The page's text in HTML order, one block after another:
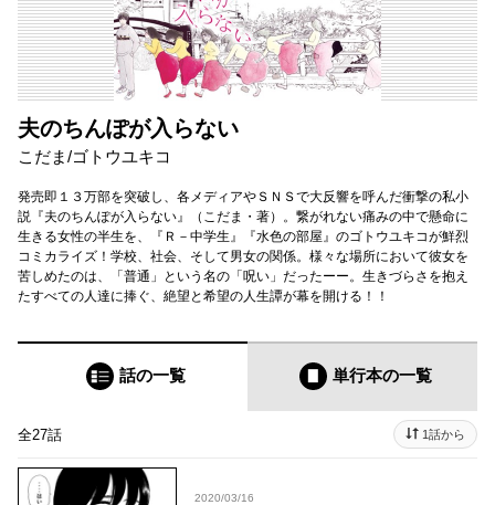
夫のちんぽが入らない
こだま/ゴトウユキコ
発売即１３万部を突破し、各メディアやＳＮＳで大反響を呼んだ衝撃の私小
説『夫のちんぽが入らない』（こだま・著）。繋がれない痛みの中で懸命に
生きる女性の半生を、『Ｒ－中学生』『水色の部屋』のゴトウユキコが鮮烈
コミカライズ！学校、社会、そして男女の関係。様々な場所において彼女を
苦しめたのは、「普通」という名の「呪い」だったーー。生きづらさを抱え
たすべての人達に捧ぐ、絶望と希望の人生譚が幕を開ける！！
話の一覧 単行本の一覧
全27話 1話から
2020/03/16